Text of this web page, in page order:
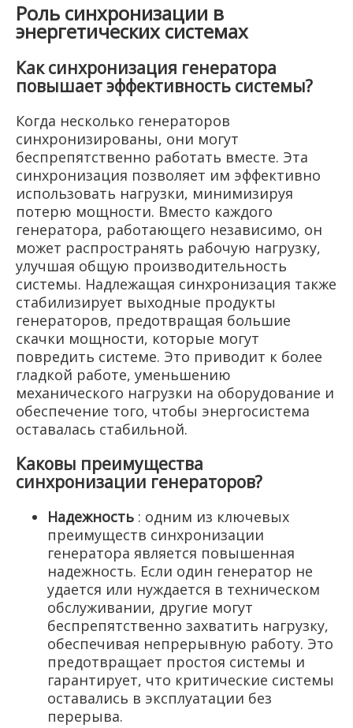
Роль синхронизации в
энергетических системах
Как синхронизация генератора
повышает эффективность системы?
Когда несколько генераторов
синхронизированы, они могут
беспрепятственно работать вместе. Эта
синхронизация позволяет им эффективно
использовать нагрузки, минимизируя
потерю мощности. Вместо каждого
генератора, работающего независимо, он
может распространять рабочую нагрузку,
улучшая общую производительность
системы. Надлежащая синхронизация также
стабилизирует выходные продукты
генераторов, предотвращая большие
скачки мощности, которые могут
повредить системе. Это приводит к более
гладкой работе, уменьшению
механического нагрузки на оборудование и
обеспечение того, чтобы энергосистема
оставалась стабильной.
Каковы преимущества
синхронизации генераторов?
Надежность : одним из ключевых
преимуществ синхронизации
генератора является повышенная
надежность. Если один генератор не
удается или нуждается в техническом
обслуживании, другие могут
беспрепятственно захватить нагрузку,
обеспечивая непрерывную работу. Это
предотвращает простоя системы и
гарантирует, что критические системы
оставались в эксплуатации без
перерыва.